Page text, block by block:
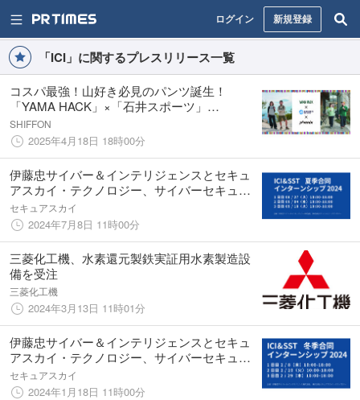
ログイン 新規登録
「ICI」に関するプレスリリース一覧
コスパ最強！山好き必見のパンツ誕生！
「YAMA HACK」×「石井スポーツ」
×「phenix」が夢のコラボ
SHIFFON
2025年4月18日 18時00分
伊藤忠サイバー＆インテリジェンスとセキュ
アスカイ・テクノロジー、サイバーセキュリ
ティに興味のある学生に向けた夏季合同イン
ターンシップを開催
セキュアスカイ
2024年7月8日 11時00分
三菱化工機、水素還元製鉄実証用水素製造設
備を受注
三菱化工機
2024年3月13日 11時01分
伊藤忠サイバー＆インテリジェンスとセキュ
アスカイ・テクノロジー、サイバーセキュリ
ティを学び＆体験する3週間！学生向け冬季合
同インターンシップを開催
セキュアスカイ
2024年1月18日 11時00分